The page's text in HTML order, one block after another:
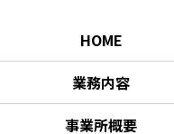
HOME
業務内容
事業所概要